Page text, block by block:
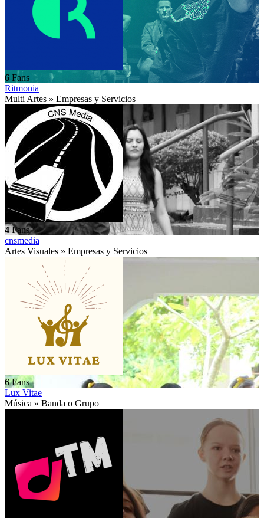
6 Fans
Ritmonia
Multi Artes » Empresas y Servicios
4 Fans
cnsmedia
Artes Visuales » Empresas y Servicios
6 Fans
Lux Vitae
Música » Banda o Grupo